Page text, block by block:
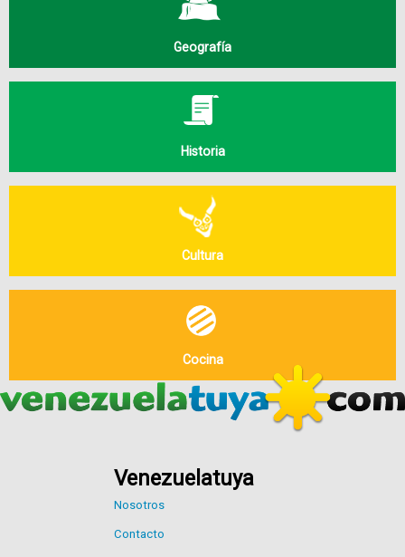
Geografía
Historia
Cultura
Cocina
Venezuelatuya
Nosotros
Contacto